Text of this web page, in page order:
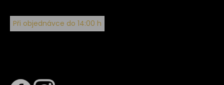
Při objednávce do 14:00 h